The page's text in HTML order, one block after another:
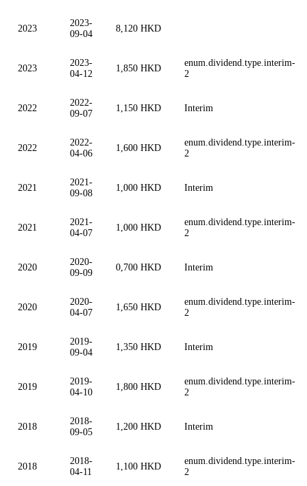
2023
2023-
09-04
8,120 HKD
2023
2023-
04-12
1,850 HKD
enum.dividend.type.interim-
2
2022
2022-
09-07
1,150 HKD Interim
2022
2022-
04-06
1,600 HKD
enum.dividend.type.interim-
2
2021
2021-
09-08
1,000 HKD Interim
2021
2021-
04-07
1,000 HKD
enum.dividend.type.interim-
2
2020
2020-
09-09
0,700 HKD Interim
2020
2020-
04-07
1,650 HKD
enum.dividend.type.interim-
2
2019
2019-
09-04
1,350 HKD Interim
2019
2019-
04-10
1,800 HKD
enum.dividend.type.interim-
2
2018
2018-
09-05
1,200 HKD Interim
2018
2018-
04-11
1,100 HKD
enum.dividend.type.interim-
2